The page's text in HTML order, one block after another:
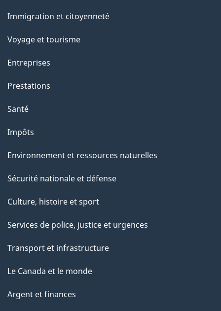
sujets
Immigration et citoyenneté
Voyage et tourisme
Entreprises
Prestations
Santé
Impôts
Environnement et ressources naturelles
Sécurité nationale et défense
Culture, histoire et sport
Services de police, justice et urgences
Transport et infrastructure
Le Canada et le monde
Argent et finances